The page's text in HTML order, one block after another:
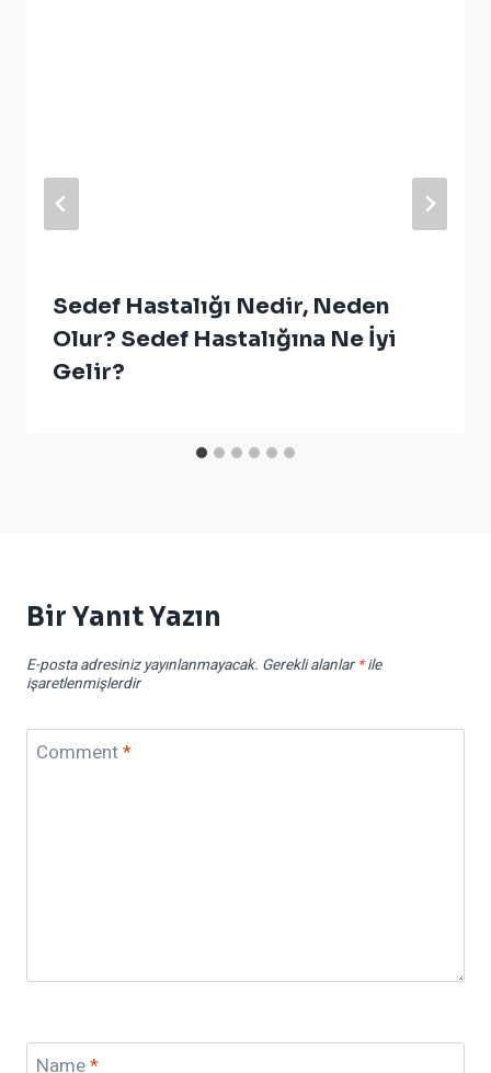
Sedef Hastalığı Nedir, Neden
Olur? Sedef Hastalığına Ne İyi
Gelir?
Bir Yanıt Yazın
E-posta adresiniz yayınlanmayacak. Gerekli alanlar *ile
işaretlenmişlerdir
Comment*
Name*